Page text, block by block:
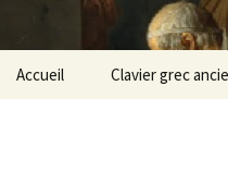
Aller
Accueil Clavier grec